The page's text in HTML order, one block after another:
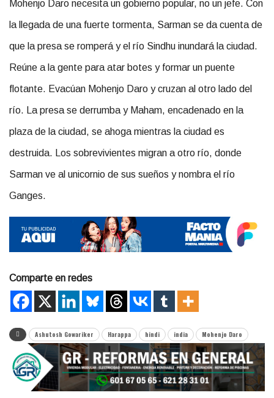
Mohenjo Daro necesita un gobierno popular, no un jefe. Con
la llegada de una fuerte tormenta, Sarman se da cuenta de
que la presa se romperá y el río Sindhu inundará la ciudad.
Reúne a la gente para atar botes y formar un puente
flotante. Evacúan Mohenjo Daro y cruzan al otro lado del
río. La presa se derrumba y Maham, encadenado en la
plaza de la ciudad, se ahoga mientras la ciudad es
destruida. Los sobrevivientes migran a otro río, donde
Sarman ve al unicornio de sus sueños y nombra el río
Ganges.
Comparte en redes
Ashutosh Gowariker Harappa hindi india Mohenjo Daro